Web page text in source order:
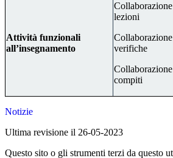
Attività funzionali
all’insegnamento
lezioni
verifiche
compiti
Notizie
Ultima revisione il 26-05-2023
Questo sito o gli strumenti terzi da questo